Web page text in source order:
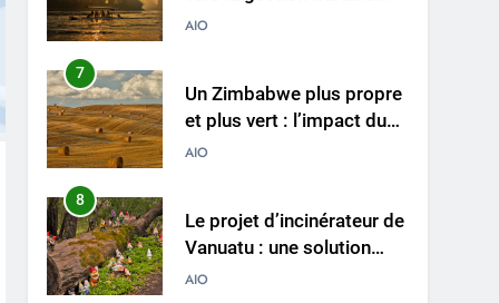
AIO
7
Un Zimbabwe plus propre
et plus vert : l’impact du
AIO
8
Le projet d’incinérateur de
Vanuatu : une solution
AIO